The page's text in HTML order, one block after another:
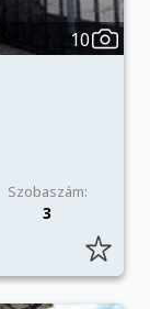
10
Szobaszám:
3